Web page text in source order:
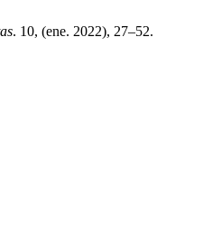
. 10, (ene. 2022), 27–52.